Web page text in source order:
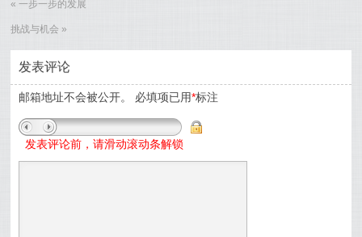
«一步一步的发展
挑战与机会 »
发表评论
邮箱地址不会被公开。 必填项已用*标注
发表评论前，请滑动滚动条解锁